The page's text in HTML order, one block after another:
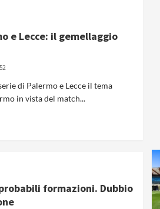
e Lecce: il gemellaggio
di Palermo e Lecce il tema
in vista del match...
formazioni. Dubbio